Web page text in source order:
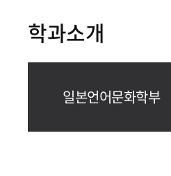
학과소개
일본언어문화학부